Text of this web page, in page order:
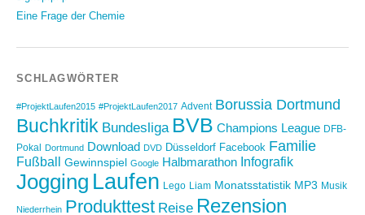
Eine Frage der Chemie
SCHLAGWÖRTER
#ProjektLaufen2015 #ProjektLaufen2017 Advent Borussia Dortmund
Buchkritik Bundesliga BVB Champions League DFB-
Pokal Dortmund Download DVD Düsseldorf Facebook Familie
Fußball Gewinnspiel Google Halbmarathon Infografik
Jogging Laufen Lego Liam Monatsstatistik MP3 Musik
Niederrhein Produkttest Reise Rezension